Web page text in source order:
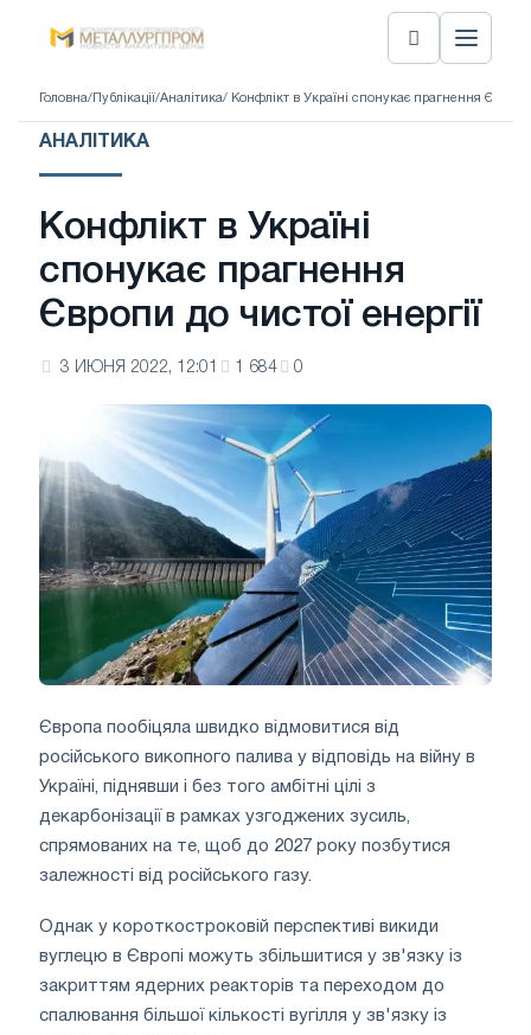
Головна/ Публікації/Аналітика/ Конфлікт в Україні спонукає прагнення Європи
АНАЛІТИКА
Конфлікт в Україні
спонукає прагнення
Європи до чистої енергії
3 ИЮНЯ 2022, 12:01 1 684 0
Європа пообіцяла швидко відмовитися від
російського викопного палива у відповідь на війну в
Україні, піднявши і без того амбітні цілі з
декарбонізації в рамках узгоджених зусиль,
спрямованих на те, щоб до 2027 року позбутися
залежності від російського газу.
Однак у короткостроковій перспективі викиди
вуглецю в Європі можуть збільшитися у зв'язку із
закриттям ядерних реакторів та переходом до
спалювання більшої кількості вугілля у зв'язку із